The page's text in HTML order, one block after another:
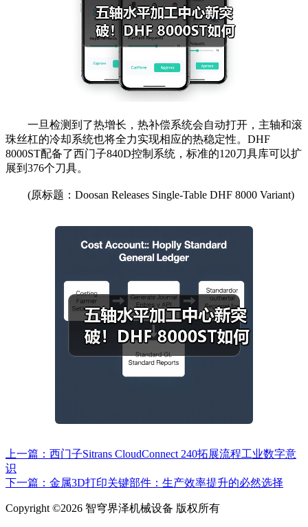
一旦检测到了热增长，热补偿系统会自动打开，主轴和滚
珠丝杠的冷却系统也将全力实现相应的热稳定性。DHF
8000ST配备了西门子840D控制系统，标准的120刀具库可以扩
展到376个刀具。
(原标题：Doosan Releases Single-Table DHF 8000 Variant)
上一篇：西门子Sitrans CloudConnect 240拓展流程工业数字意
识
下一篇：金属3D打印关键部件：生产效率提升的必然选择
Copyright ©2026 智穹界泽机械设备 版权所有